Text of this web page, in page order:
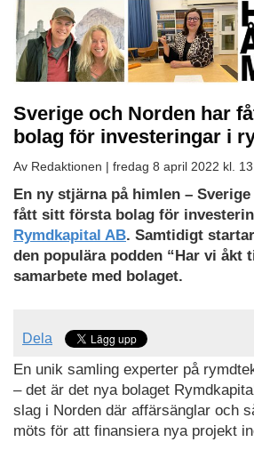
Sverige och Norden har
bolag för investeringar i
Av Redaktionen | fredag 8 april 2022 kl.
En ny stjärna på himlen –
fått sitt första bolag för
Rymdkapital AB. Samtidigt
den populära podden “Har vi åkt
samarbete med bolaget.
Dela
En unik samling experter på
– det är det nya bolaget
slag i Norden där affärsänglar och
möts för att finansiera nya projekt